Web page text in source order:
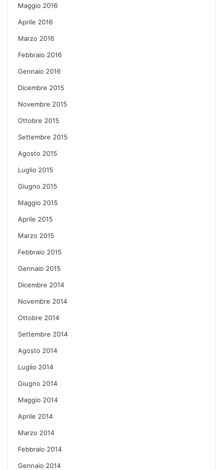
Maggio 2016
Aprile 2016
Marzo 2016
Febbraio 2016
Gennaio 2016
Dicembre 2015
Novembre 2015
Ottobre 2015
Settembre 2015
Agosto 2015
Luglio 2015
Giugno 2015
Maggio 2015
Aprile 2015
Marzo 2015
Febbraio 2015
Gennaio 2015
Dicembre 2014
Novembre 2014
Ottobre 2014
Settembre 2014
Agosto 2014
Luglio 2014
Giugno 2014
Maggio 2014
Aprile 2014
Marzo 2014
Febbraio 2014
Gennaio 2014